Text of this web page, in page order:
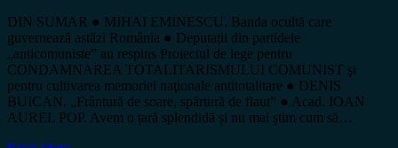
DIN SUMAR ● MIHAI EMINESCU. Banda ocultă care
guvernează astăzi România ● Deputații din partidele
„anticomuniste” au respins Proiectul de lege pentru
CONDAMNAREA TOTALITARISMULUI COMUNIST şi
pentru cultivarea memoriei naţionale antitotalitare ● DENIS
BUICAN. „Frântură de soare, spărtură de flaut” ● Acad. IOAN
AUREL POP. Avem o țară splendidă și nu mai știm cum să…